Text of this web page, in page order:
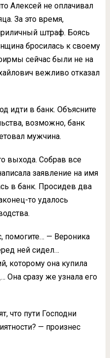
Алексей не оплачивал
За это время,
штраф. Боясь
бросилась к своему
сейчас были не на
вежливо отказал
идти в банк. Объясните
возможно, банк
мужчина.
выхода. Собрав все
заявление на имя
в банк. Просидев два
то удалось
помогите… — Вероника
ней сидел…
которому она купила
Она сразу же узнала его
что пути Господни
— произнес